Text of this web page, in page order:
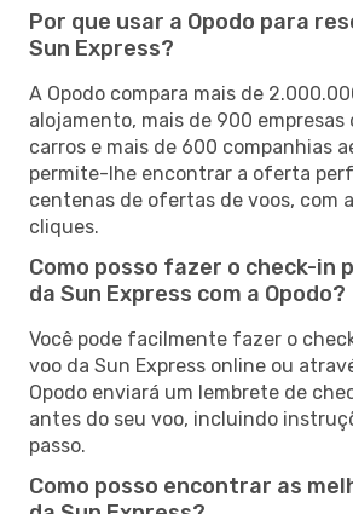
Por que usar a Opodo para
Sun Express?
A Opodo compara mais de
alojamento, mais de 900 empresas
carros e mais de 600 companhias
permite-lhe encontrar a oferta
centenas de ofertas de voos, com
cliques.
Como posso fazer o check-in
da Sun Express com a Opodo?
Você pode facilmente fazer o
voo da Sun Express online ou
Opodo enviará um lembrete de
antes do seu voo, incluindo
passo.
Como posso encontrar as